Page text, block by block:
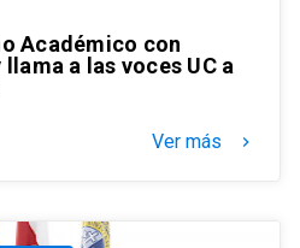
Académico con
a las voces UC a
Ver más keyboard_arrow_right